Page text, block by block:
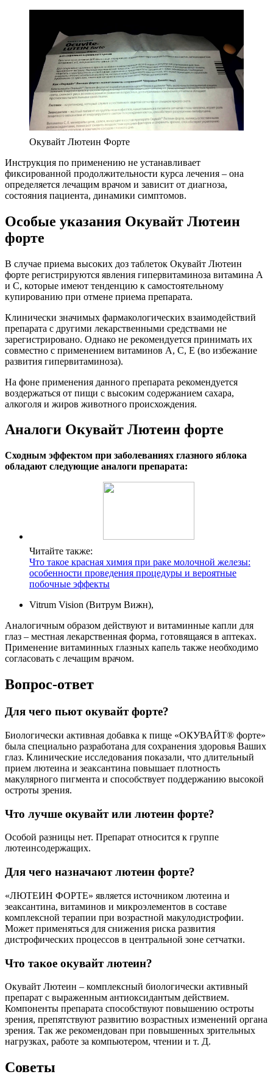
Окувайт Лютеин Форте
Инструкция по применению не устанавливает
фиксированной продолжительности курса лечения – она
определяется лечащим врачом и зависит от диагноза,
состояния пациента, динамики симптомов.
Особые указания Окувайт Лютеин
форте
В случае приема высоких доз таблеток Окувайт Лютеин
форте регистрируются явления гипервитаминоза витамина A
и C, которые имеют тенденцию к самостоятельному
купированию при отмене приема препарата.
Клинически значимых фармакологических взаимодействий
препарата с другими лекарственными средствами не
зарегистрировано. Однако не рекомендуется принимать их
совместно с применением витаминов А, С, Е (во избежание
развития гипервитаминоза).
На фоне применения данного препарата рекомендуется
воздержаться от пищи с высоким содержанием сахара,
алкоголя и жиров животного происхождения.
Аналоги Окувайт Лютеин форте
Сходным эффектом при заболеваниях глазного яблока
обладают следующие аналоги препарата:
Читайте также:
Что такое красная химия при раке молочной железы:
особенности проведения процедуры и вероятные
побочные эффекты
Vitrum Vision (Витрум Вижн),
Аналогичным образом действуют и витаминные капли для
глаз – местная лекарственная форма, готовящаяся в аптеках.
Применение витаминных глазных капель также необходимо
согласовать с лечащим врачом.
Вопрос-ответ
Для чего пьют окувайт форте?
Биологически активная добавка к пище «ОКУВАЙТ® форте»
была специально разработана для сохранения здоровья Ваших
глаз. Клинические исследования показали, что длительный
прием лютеина и зеаксантина повышает плотность
макулярного пигмента и способствует поддержанию высокой
остроты зрения.
Что лучше окувайт или лютеин форте?
Особой разницы нет. Препарат относится к группе
лютеинсодержащих.
Для чего назначают лютеин форте?
«ЛЮТЕИН ФОРТЕ» является источником лютеина и
зеаксантина, витаминов и микроэлементов в составе
комплексной терапии при возрастной макулодистрофии.
Может применяться для снижения риска развития
дистрофических процессов в центральной зоне сетчатки.
Что такое окувайт лютеин?
Окувайт Лютеин – комплексный биологически активный
препарат с выраженным антиоксидантым действием.
Компоненты препарата способствуют повышению остроты
зрения, препятствуют развитию возрастных изменений органа
зрения. Так же рекомендован при повышенных зрительных
нагрузках, работе за компьютером, чтении и т. Д.
Советы